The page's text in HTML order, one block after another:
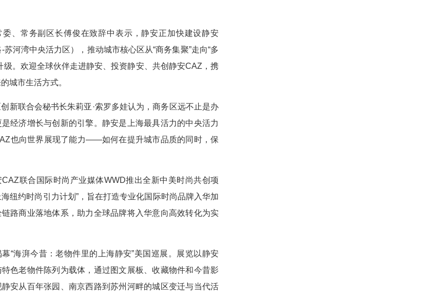
委、常务副区长傅俊在致辞中表示，静安正加快建设静安
苏河湾中央活力区），推动城市核心区从“商务集聚”走向“多
级。欢迎全球伙伴走进静安、投资静安、共创静安CAZ，携
城市生活方式。
新联合会秘书长朱莉亚·索罗多娃认为，商务区远不止是办
经济增长与创新的引擎。静安是上海最具活力的中央活力
也向世界展现了能力——如何在提升城市品质的同时，保
联合国际时尚产业媒体WWD推出全新中美时尚共创项
纽约时尚引力计划”，旨在打造专业化国际时尚品牌入华加
路商业落地体系，助力全球品牌将入华意向高效转化为实
“海湃今昔：老物件里的上海静安”美国巡展。展览以静安
色老物件陈列为载体，通过图文展板、收藏物件和今昔影
安从百年张园、南京西路到苏州河畔的城区变迁与当代活